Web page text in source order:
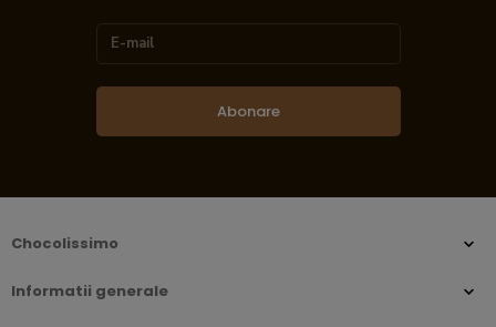
Abonare
Chocolissimo
Informatii generale